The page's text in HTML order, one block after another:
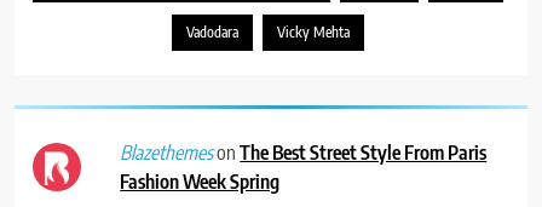
Vadodara Vicky Mehta
BlazethemesonThe Best Street Style From Paris
Fashion Week Spring